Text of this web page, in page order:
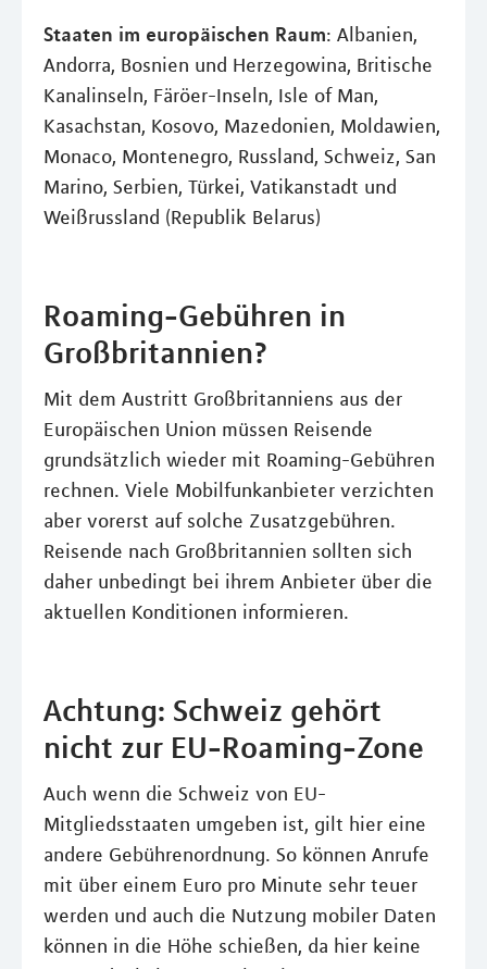
Staaten im europäischen Raum: Albanien,
Andorra, Bosnien und Herzegowina, Britische
Kanalinseln, Färöer-Inseln, Isle of Man,
Kasachstan, Kosovo, Mazedonien, Moldawien,
Monaco, Montenegro, Russland, Schweiz, San
Marino, Serbien, Türkei, Vatikanstadt und
Weißrussland (Republik Belarus)
Roaming-Gebühren in
Großbritannien?
Mit dem Austritt Großbritanniens aus der
Europäischen Union müssen Reisende
grundsätzlich wieder mit Roaming-Gebühren
rechnen. Viele Mobilfunkanbieter verzichten
aber vorerst auf solche Zusatzgebühren.
Reisende nach Großbritannien sollten sich
daher unbedingt bei ihrem Anbieter über die
aktuellen Konditionen informieren.
Achtung: Schweiz gehört
nicht zur EU-Roaming-Zone
Auch wenn die Schweiz von EU-
Mitgliedsstaaten umgeben ist, gilt hier eine
andere Gebührenordnung. So können Anrufe
mit über einem Euro pro Minute sehr teuer
werden und auch die Nutzung mobiler Daten
können in die Höhe schießen, da hier keine